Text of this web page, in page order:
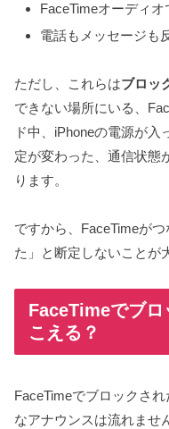
FaceTimeオーディ
電話もメッセージも
ただし、これらはブロッ
できない場所にいる、
ド中、iPhoneの電源が
定が変わった、通信状態
ります。
ですから、FaceTimeが
た」と断定しないことが
FaceTimeでブロ
こえる？
FaceTimeでブロックさ
なアナウンスは流れませ